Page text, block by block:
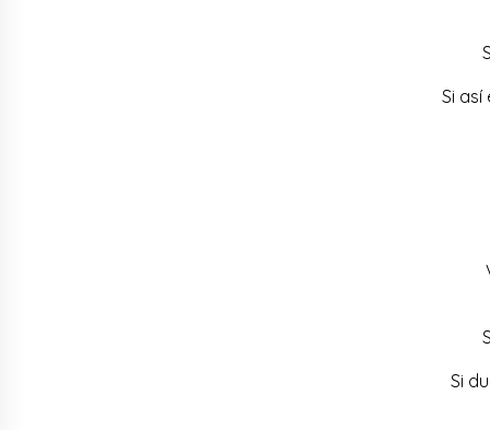
Si así
Si